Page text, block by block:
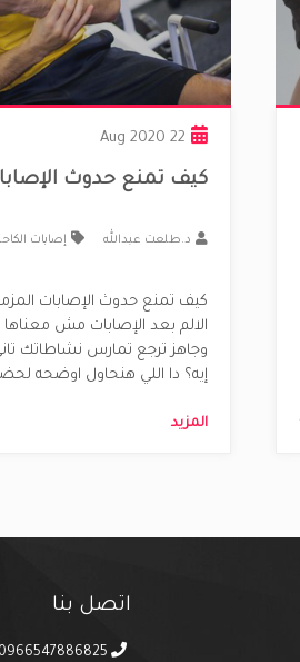
كيف تمنع حدوث
د.طلعت عبدالله إصابات
كيف تمنع حدوث الإصابات
الالم بعد الإصابات مش
وجاهز ترجع تمارس نشاطاتك
إيه؟ دا اللي هنحاول اوضحه
حالات الإصابات اللي بتيجي
المزيد
اتصل بنا